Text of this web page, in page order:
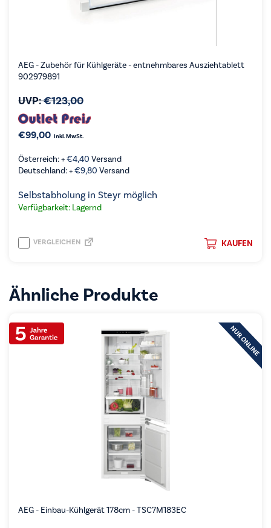
AEG - Zubehör für Kühlgeräte - entnehmbares Ausziehtablett
902979891
UVP:€123,00
€99,00 inkl. MwSt.
Österreich: +€4,40 Versand
Deutschland: +€9,80 Versand
Selbstabholung in Steyr möglich
Verfügbarkeit: Lagernd
KAUFEN
VERGLEICHEN
Ähnliche Produkte
AEG - Einbau-Kühlgerät 178cm - TSC7M183EC